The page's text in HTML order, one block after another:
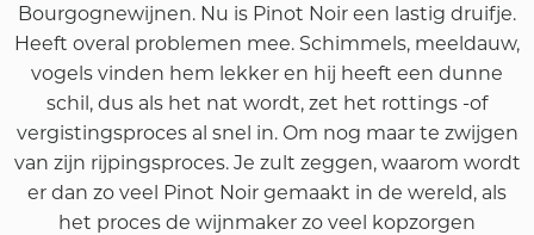
Bourgognewijnen. Nu is Pinot Noir een lastig druifje.
Heeft overal problemen mee. Schimmels, meeldauw,
vogels vinden hem lekker en hij heeft een dunne
schil, dus als het nat wordt, zet het rottings -of
vergistingsproces al snel in. Om nog maar te zwijgen
van zijn rijpingsproces. Je zult zeggen, waarom wordt
er dan zo veel Pinot Noir gemaakt in de wereld, als
het proces de wijnmaker zo veel kopzorgen